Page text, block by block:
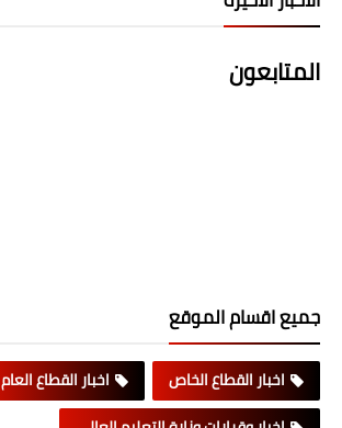
المتابعون
جميع اقسام الموقع
اخبار القطاع الخاص
اخبار القطاع العام